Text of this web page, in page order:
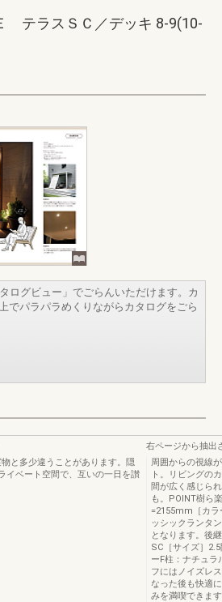
テラスＳＣ／デッキ 8-9(10-
ログビュー」でごらんいただけます。カ
でパラパラめくりながらカタログをごら
と多少違うことがあります。隠
イベート空間で、互いの一日を讃
右ページから抽出
周囲からの視線
ト。リビングの
間が広く感じら
も。POINT樹ら
=2155mm［カラ
ッシックランタ
となります。後
SC［サイズ］
ーF柱：ナチュラ
フにはノイズレ
なった後も快適
みを満喫できま